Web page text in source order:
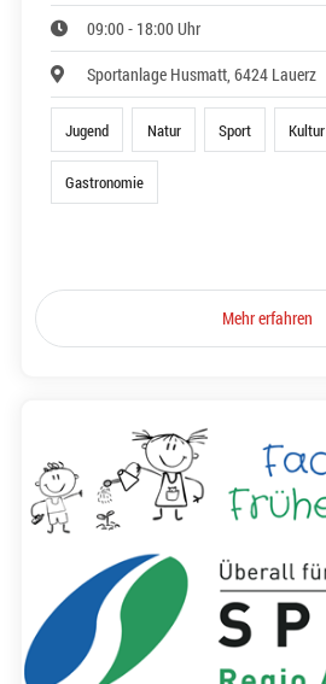
09:00 - 18:00 Uhr
Sportanlage Husmatt, 6424 Lauerz
Jugend Natur Sport Kultur
Gastronomie
Mehr erfahren